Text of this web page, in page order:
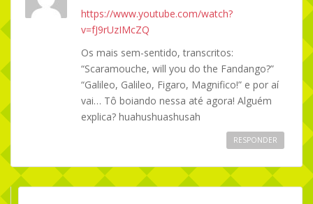
https://www.youtube.com/watch?
v=fJ9rUzIMcZQ
Os mais sem-sentido, transcritos:
“Scaramouche, will you do the Fandango?”
“Galileo, Galileo, Figaro, Magnifico!” e por aí
vai… Tô boiando nessa até agora! Alguém
explica? huahushuashusah
RESPONDER